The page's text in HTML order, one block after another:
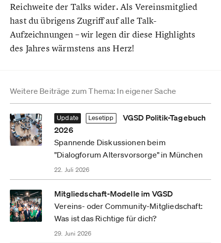
Reichweite der Talks wider. Als Vereinsmitglied
hast du übrigens Zugriff auf alle Talk-
Aufzeichnungen – wir legen dir diese Highlights
des Jahres wärmstens ans Herz!
Weitere Beiträge zum Thema: In eigener Sache
Update Lesetipp
VGSD Politik-Tagebuch
2026
Spannende Diskussionen beim
"Dialogforum Altersvorsorge" in München
22. Juli 2026
Mitgliedschaft-Modelle im VGSD
Vereins- oder Community-Mitgliedschaft:
Was ist das Richtige für dich?
29. Juni 2026